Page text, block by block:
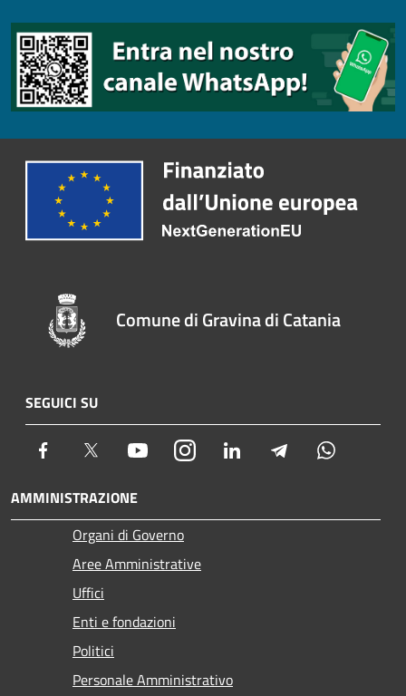
Comune di Gravina di Catania
SEGUICI SU
Facebook Twitter YoutubeInstagram LinkedIn Telegram
AMMINISTRAZIONE
Organi di Governo
Aree Amministrative
Uffici
Enti e fondazioni
Politici
Personale Amministrativo